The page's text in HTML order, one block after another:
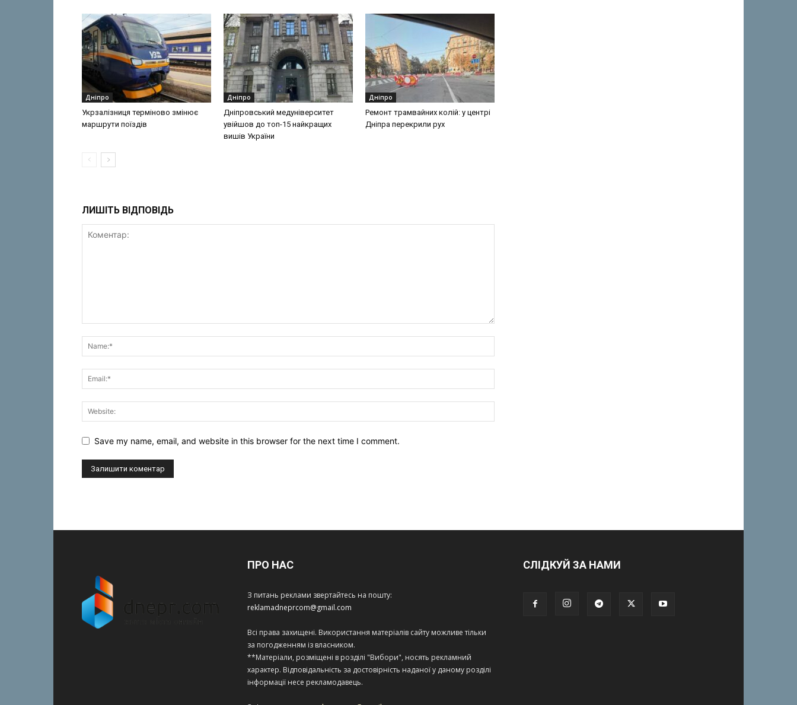
Дніпро
Укрзалізниця терміново змінює
маршрути поїздів
Дніпро
Дніпровський медуніверситет
увійшов до топ-15 найкращих
вишів України
Дніпро
Ремонт трамвайних колій: у центрі
Дніпра перекрили рух
ЛИШІТЬ ВІДПОВІДЬ
Save my name, email, and website in this browser for the next time I comment.
ПРО НАС
З питань реклами звертайтесь на пошту:
reklamadneprcom@gmail.com
Всі права захищені. Використання матеріалів сайту можливе тільки
за погодженням із власником.
**Матеріали, розміщені в розділі "Вибори", носять рекламний
характер. Відповідальність за достовірність наданої у даному розділі
інформації несе рекламодавець.
СЛІДКУЙ ЗА НАМИ